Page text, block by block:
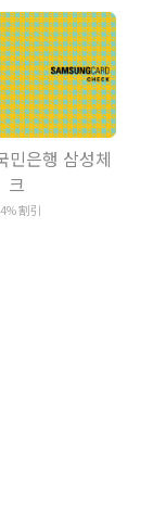
민은행 삼성체
크
割引